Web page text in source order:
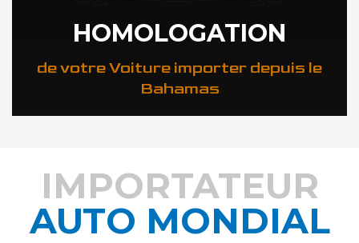
HOMOLOGATION
de votre Voiture importer depuis le
Bahamas
DÉCOUVREZ COMMENT
IMPORTATEUR
AUTO MONDIAL